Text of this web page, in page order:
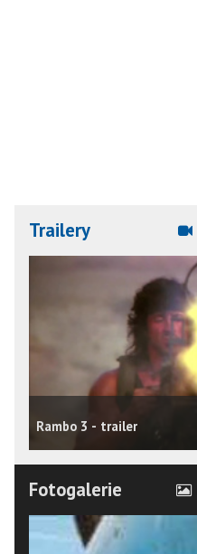
Trailery
Rambo 3 - trailer
Fotogalerie